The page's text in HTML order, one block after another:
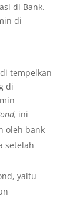
di Bank.
di
tempelkan
di
ini
oleh bank
setelah
yaitu